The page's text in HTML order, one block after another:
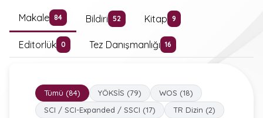
Makale 84 Bildiri 52 Kitap 9
Editorlük 0 Tez Danışmanlığı 16
Tümü (84) YÖKSİS (79)
WOS (18)
SCI / SCI-Expanded / SSCI (17)
TR Dizin (2)